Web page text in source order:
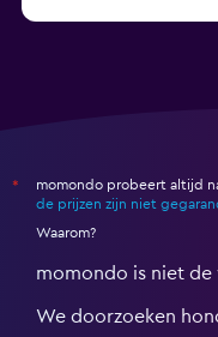
*
momondo probeert altijd
de prijzen zijn niet
Waarom?
momondo is niet de
We doorzoeken